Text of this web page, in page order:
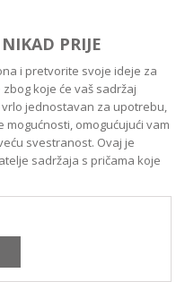
PRIJE
i pretvorite svoje ideje za
koje će vaš sadržaj
jednostavan za upotrebu,
omogućujući vam
svestranost. Ovaj je
sadržaja s pričama koje